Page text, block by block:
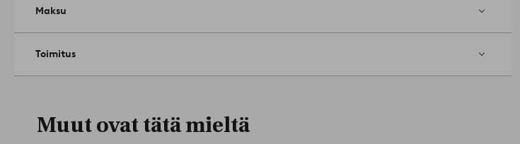
Maksu
Toimitus
Muut ovat tätä mieltä